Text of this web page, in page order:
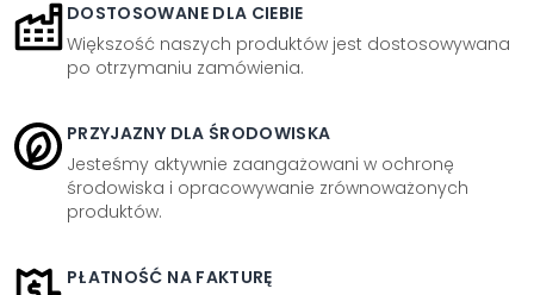
DOSTOSOWANE DLA CIEBIE
Większość naszych produktów jest dostosowywana
po otrzymaniu zamówienia.
PRZYJAZNY DLA ŚRODOWISKA
Jesteśmy aktywnie zaangażowani w ochronę
środowiska i opracowywanie zrównoważonych
produktów.
PŁATNOŚĆ NA FAKTURĘ